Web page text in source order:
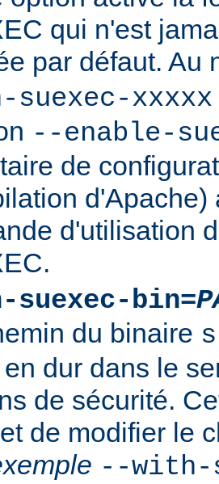
qui n'est
par défaut. Au
suexec-xxxxx
--enable-
de
d'Apache)
d'utilisation
bin=
du binaire
dur dans le
de sécurité.
de modifier le
--with-